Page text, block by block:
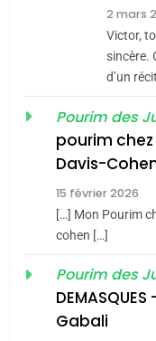
2 mars
Victor,
sincère.
d’un
Pourim des
pourim
Davis-
15 février 2026
[…] Mon Pourim
cohen […]
Pourim des
Gabali